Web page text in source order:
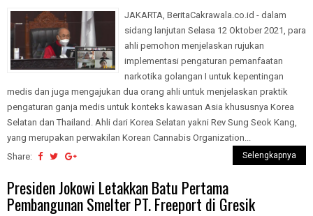
JAKARTA, BeritaCakrawala.co.id - dalam
sidang lanjutan Selasa 12 Oktober 2021, para
ahli pemohon menjelaskan rujukan
implementasi pengaturan pemanfaatan
narkotika golangan I untuk kepentingan
medis dan juga mengajukan dua orang ahli untuk menjelaskan praktik
pengaturan ganja medis untuk konteks kawasan Asia khususnya Korea
Selatan dan Thailand. Ahli dari Korea Selatan yakni Rev Sung Seok Kang,
yang merupakan perwakilan Korean Cannabis Organization...
Share:
Selengkapnya
Presiden Jokowi Letakkan Batu Pertama
Pembangunan Smelter PT. Freeport di Gresik